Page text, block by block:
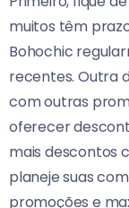
muitos têm
Bohochic
recentes. Outra
com outras
oferecer
mais descontos
planeje suas
promoções e